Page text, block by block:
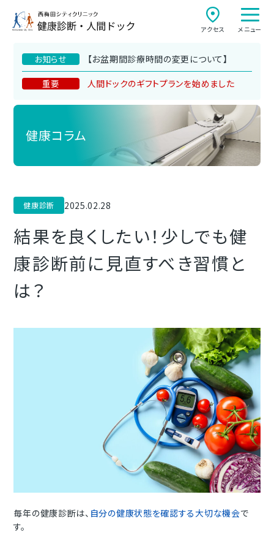
メニュー
アクセス
お知らせ 【お盆期間診療時間の変更について】
重要 人間ドックのギフトプランを始めました
健康コラム
健康診断 2025.02.28
結果を良くしたい！少しでも健
康診断前に見直すべき習慣と
は？
毎年の健康診断は、 自分の健康状態を確認する大切な機会で
す。